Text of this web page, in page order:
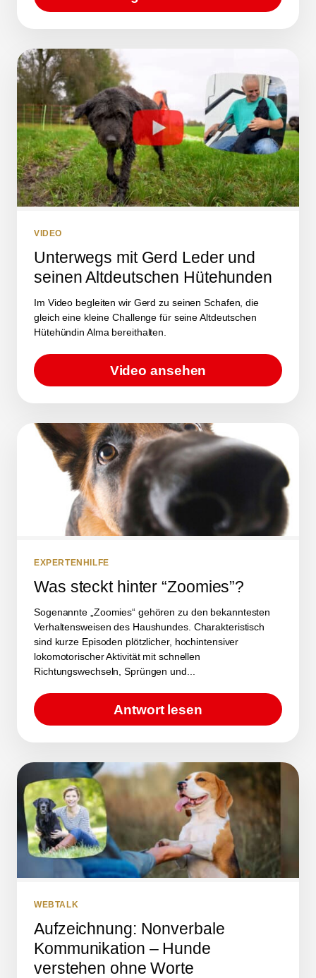
VIDEO
Unterwegs mit Gerd Leder und
seinen Altdeutschen Hütehunden
Im Video begleiten wir Gerd zu seinen Schafen, die
gleich eine kleine Challenge für seine Altdeutschen
Hütehündin Alma bereithalten.
Video ansehen
EXPERTENHILFE
Was steckt hinter “Zoomies”?
Sogenannte „Zoomies“ gehören zu den bekanntesten
Verhaltensweisen des Haushundes. Charakteristisch
sind kurze Episoden plötzlicher, hochintensiver
lokomotorischer Aktivität mit schnellen
Richtungswechseln, Sprüngen und...
Antwort lesen
WEBTALK
Aufzeichnung: Nonverbale
Kommunikation – Hunde
verstehen ohne Worte